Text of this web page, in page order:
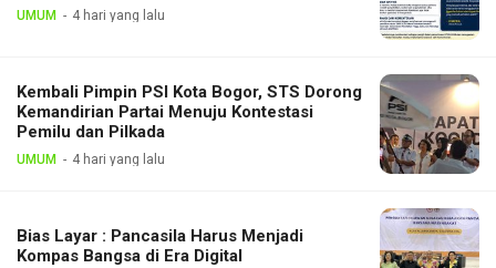
UMUM 4 hari yang lalu
Kembali Pimpin PSI Kota Bogor, STS Dorong
Kemandirian Partai Menuju Kontestasi
Pemilu dan Pilkada
UMUM 4 hari yang lalu
Bias Layar : Pancasila Harus Menjadi
Kompas Bangsa di Era Digital